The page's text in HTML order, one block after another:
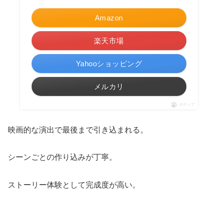
Amazon
楽天市場
Yahooショッピング
メルカリ
ポチップ
映画的な演出で最後まで引き込まれる。
シーンごとの作り込みが丁寧。
ストーリー体験として完成度が高い。